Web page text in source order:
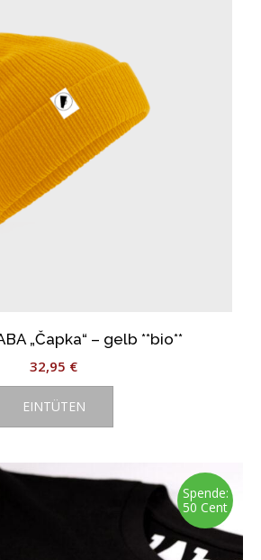
„Čapka“ – gelb **bio**
32,95 €
EINTÜTEN
Spende:
50 Cent